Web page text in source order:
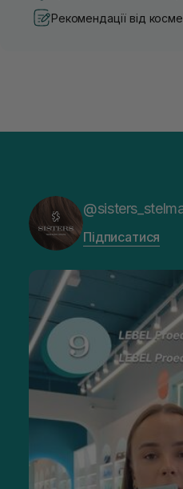
Рекомендації від
Підписатися